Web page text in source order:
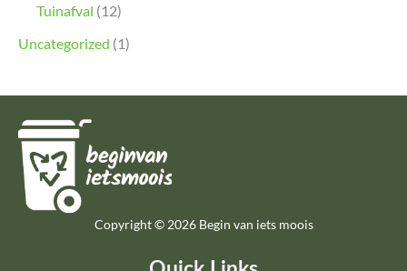
Tuinafval (12)
Uncategorized (1)
Copyright © 2026 Begin van iets moois